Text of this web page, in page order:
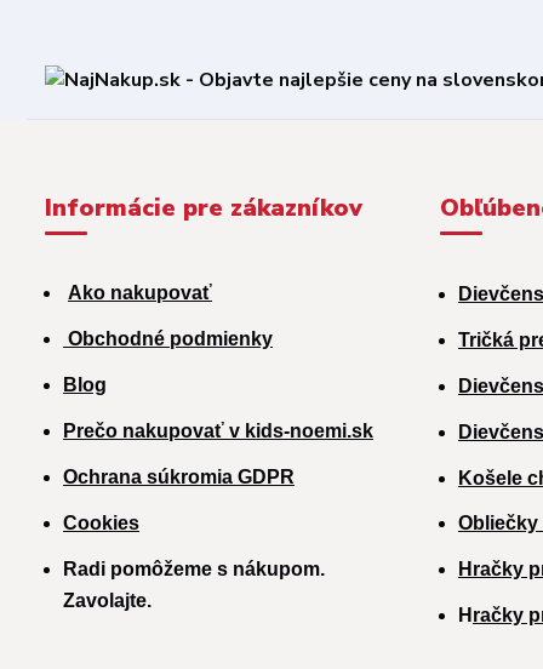
Informácie pre zákazníkov
Ako nakupovať
Obchodné podmienky
Blog
Prečo nakupovať v kids-noemi.sk
Ochrana súkromia GDPR
Cookies
Radi pomôžeme s nákupom.
Zavolajte.
Tričká
Košele
Hračky
H račky